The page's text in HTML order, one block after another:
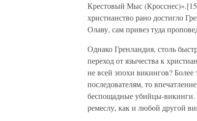
Крестовый Мыс
христианство рано достигло
Олаву, сам привез туда
Однако Гренландия, столь
переход от язычества к
не всей эпохи викингов?
последователям, то
беспощадные убийцы-викинги.
ремеслу, как и любой другой